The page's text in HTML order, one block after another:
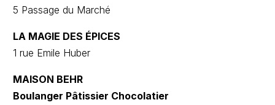
5 Passage du Marché
LA MAGIE DES ÉPICES
1 rue Emile Huber
MAISON BEHR
Boulanger Pâtissier Chocolatier